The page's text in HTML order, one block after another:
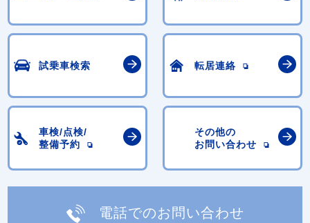
試乗車検索 転居連絡
車検/点検/
整備予約
その他の
お問い合わせ
電話でのお問い合わせ